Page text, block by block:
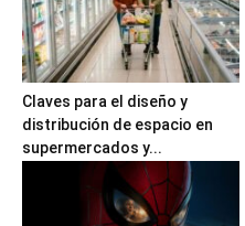
Claves para el diseño y
distribución de espacio en
supermercados y...